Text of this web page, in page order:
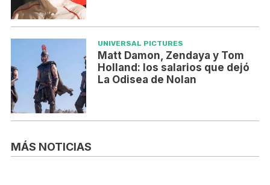
UNIVERSAL PICTURES
Matt Damon, Zendaya y Tom
Holland: los salarios que dejó
La Odisea de Nolan
MÁS NOTICIAS